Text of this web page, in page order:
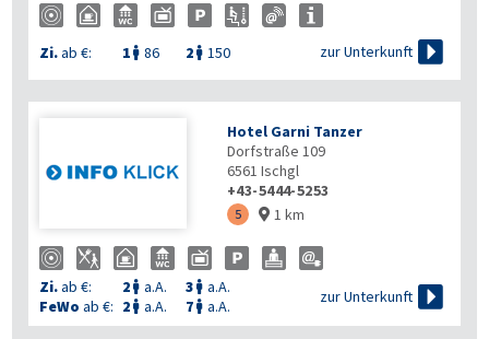
Zi.ab €: 1  86 2  150 zur Unterkunft 
Hotel Garni Tanzer
Dorfstraße 109
6561 Ischgl
+43-5444-5253
5  1 km
Zi.ab €: 2  a.A. 3  a.A.
FeWo ab €: 2  a.A. 7  a.A.
zur Unterkunft 